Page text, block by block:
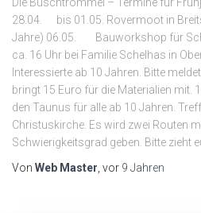
28.04. bis 01.05. Rovermoot in
Jahre) 06.05. Bauworkshop für
ca. 16 Uhr bei Familie Schelhas in
Interessierte ab 10 Jahren. Bitte
bringt 15 Euro für die Materialien
den Taunus für alle ab 10 Jahren.
Christuskirche. Es wird zwei Routen
Schwierigkeitsgrad geben. Bitte zieht
Von Web Master , vor 9 Jahren